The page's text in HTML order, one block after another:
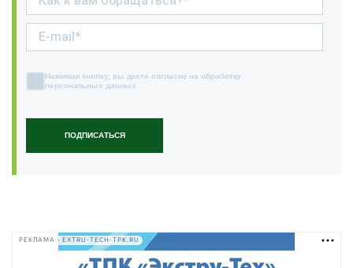
ПОДПИСАТЬСЯ
Нажимая кнопку, вы даете согласие на обработку
персональных данных
РЕКЛАМА • EXTRU-TECH-TPK.RU